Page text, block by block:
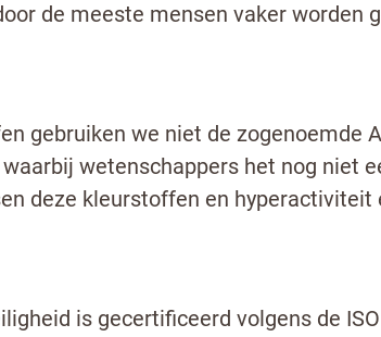
de meeste mensen vaker worden
gebruiken we niet de zogenoemde
wetenschappers het nog niet
deze kleurstoffen en hyperactiviteit
is gecertificeerd volgens de